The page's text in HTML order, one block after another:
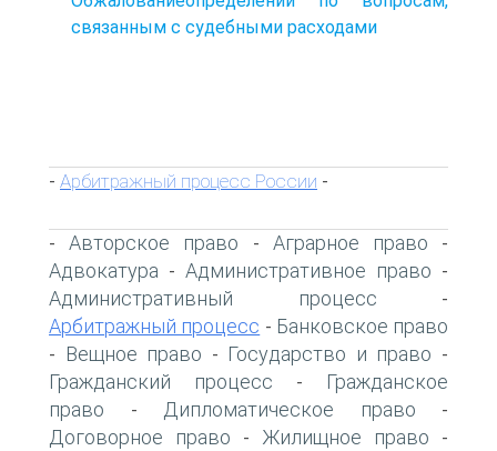
связанным с судебными расходами
- Арбитражный процесс России -
-Авторское право - Аграрное право -
Адвокатура - Административное право -
Административный процесс -
Арбитражный процесс - Банковское право
- Вещное право - Государство и право -
Гражданский процесс -
Гражданское
право - Дипломатическое право -
Договорное право - Жилищное право -